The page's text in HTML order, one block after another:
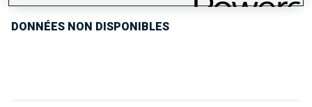
DONNÉES NON DISPONIBLES